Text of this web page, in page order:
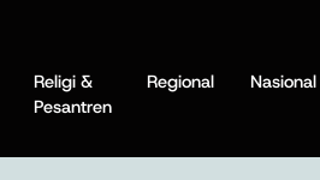
Religi &
Pesantren
Regional Nasional